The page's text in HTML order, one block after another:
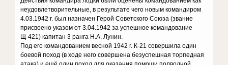
неудовлетворительные, в результате чего новым командиром
4.03.1942 г. был назначен Герой Советского Союза (звание
присвоено указом от 3.04.1942 за успешное командование
Щ-421) капитан 3 ранга Н.А. Лунин.
Под его командованием весной 1942 г. К-21 совершила один
боевой поход (в ходе него совершена безуспешная торпедная